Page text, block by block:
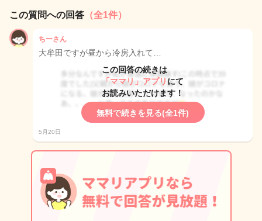
この質問への回答 （全1件）
ちーさん
大牟田ですが昼から冷房入れて…
この回答の続きは
「ママリ」アプリ にて
お読みいただけます！
無料で続きを見る(全1件)
5月20日